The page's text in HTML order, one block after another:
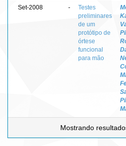
Set-2008 -
Testes
preliminares
de um
protótipo de
órtese
funcional
para mão
Mostrando